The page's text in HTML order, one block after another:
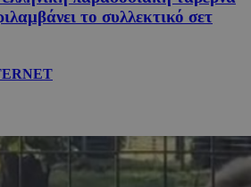
το συλλεκτικό σετ